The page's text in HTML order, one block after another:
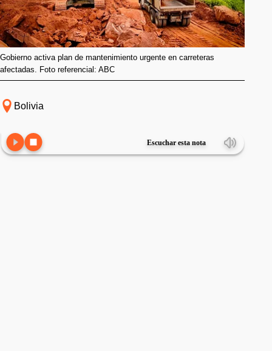
Gobierno activa plan de mantenimiento urgente en carreteras
afectadas. Foto referencial: ABC
Bolivia
Escuchar esta nota